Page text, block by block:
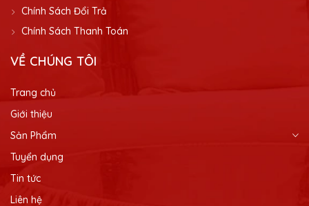
Chính Sách Đổi Trả
Chính Sách Thanh Toán
VỀ CHÚNG TÔI
Trang chủ
Giới thiệu
Sản Phẩm
Tuyển dụng
Tin tức
Liên hệ